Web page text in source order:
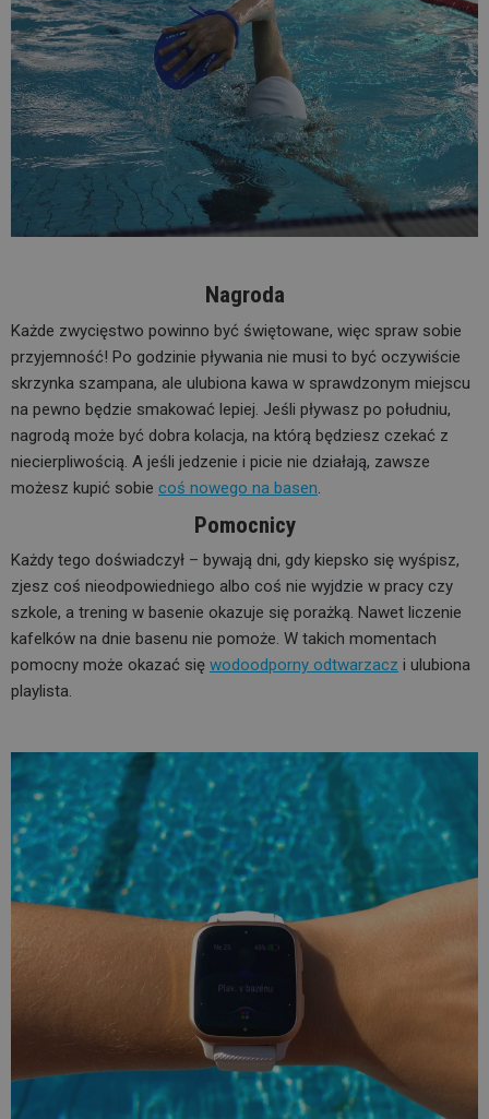
Nagroda
Każde zwycięstwo powinno być świętowane, więc spraw sobie
przyjemność! Po godzinie pływania nie musi to być oczywiście
skrzynka szampana, ale ulubiona kawa w sprawdzonym miejscu
na pewno będzie smakować lepiej. Jeśli pływasz po południu,
nagrodą może być dobra kolacja, na którą będziesz czekać z
niecierpliwością. A jeśli jedzenie i picie nie działają, zawsze
możesz kupić sobie coś nowego na basen.
Pomocnicy
Każdy tego doświadczył – bywają dni, gdy kiepsko się wyśpisz,
zjesz coś nieodpowiedniego albo coś nie wyjdzie w pracy czy
szkole, a trening w basenie okazuje się porażką. Nawet liczenie
kafelków na dnie basenu nie pomoże. W takich momentach
pomocny może okazać się wodoodporny odtwarzacz i ulubiona
playlista.